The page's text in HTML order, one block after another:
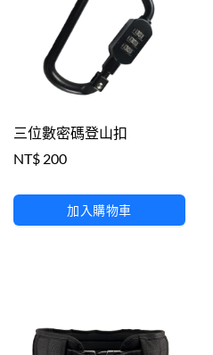
三位數密碼登山扣
NT$ 200
加入購物車